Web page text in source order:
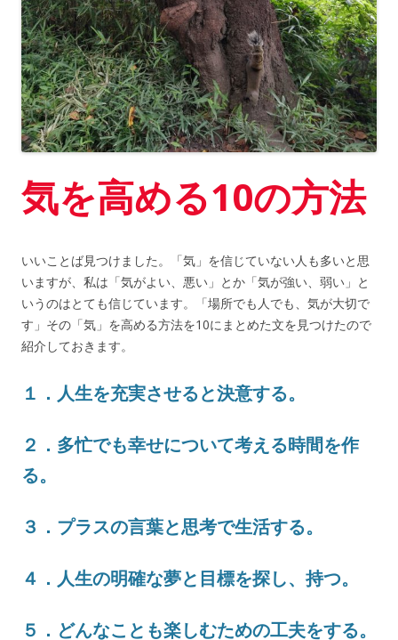
気を高める10の方法
いいことば見つけました。「気」を信じていない人も多いと思
いますが、私は「気がよい、悪い」とか「気が強い、弱い」と
いうのはとても信じています。「場所でも人でも、気が大切で
す」その「気」を高める方法を10にまとめた文を見つけたので
紹介しておきます。
１．人生を充実させると決意する。
２．多忙でも幸せについて考える時間を作
る。
３．プラスの言葉と思考で生活する。
４．人生の明確な夢と目標を探し、持つ。
５．どんなことも楽しむための工夫をする。